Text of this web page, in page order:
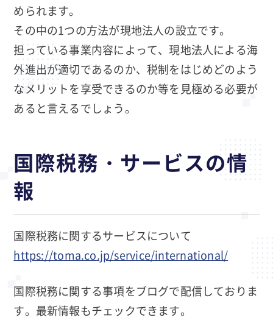
められます。
その中の1つの方法が現地法人の設立です。
担っている事業内容によって、現地法人による海
外進出が適切であるのか、税制をはじめどのよう
なメリットを享受できるのか等を見極める必要が
あると言えるでしょう。
国際税務・サービスの情
報
国際税務に関するサービスについて
https://toma.co.jp/service/international/
国際税務に関する事項をブログで配信しておりま
す。最新情報もチェックできます。